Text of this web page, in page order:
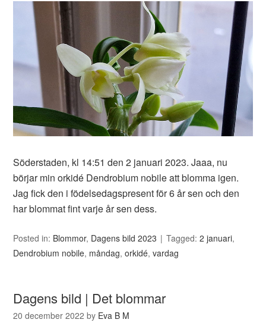
Söderstaden, kl 14:51 den 2 januari 2023. Jaaa, nu
börjar min orkidé Dendrobium nobile att blomma igen.
Jag fick den i födelsedagspresent för 6 år sen och den
har blommat fint varje år sen dess.
Posted in: Blommor, Dagens bild 2023 Tagged:2 januari,
Dendrobium nobile, måndag,orkidé,vardag
Dagens bild | Det blommar
20 december 2022 by Eva B M